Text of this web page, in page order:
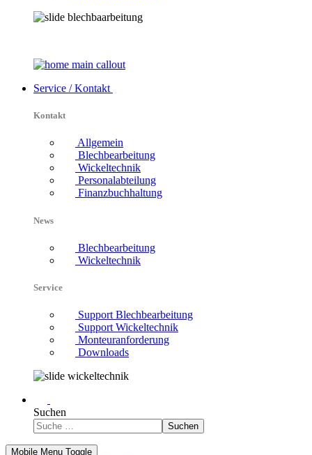
Service / Kontakt
Kontakt
Allgemein
Blechbearbeitung
Wickeltechnik
Personalabteilung
Finanzbuchhaltung
News
Blechbearbeitung
Wickeltechnik
Service
Support Blechbearbeitung
Support Wickeltechnik
Monteuranforderung
Downloads
Suchen
Suchen
Mobile Menu Toggle